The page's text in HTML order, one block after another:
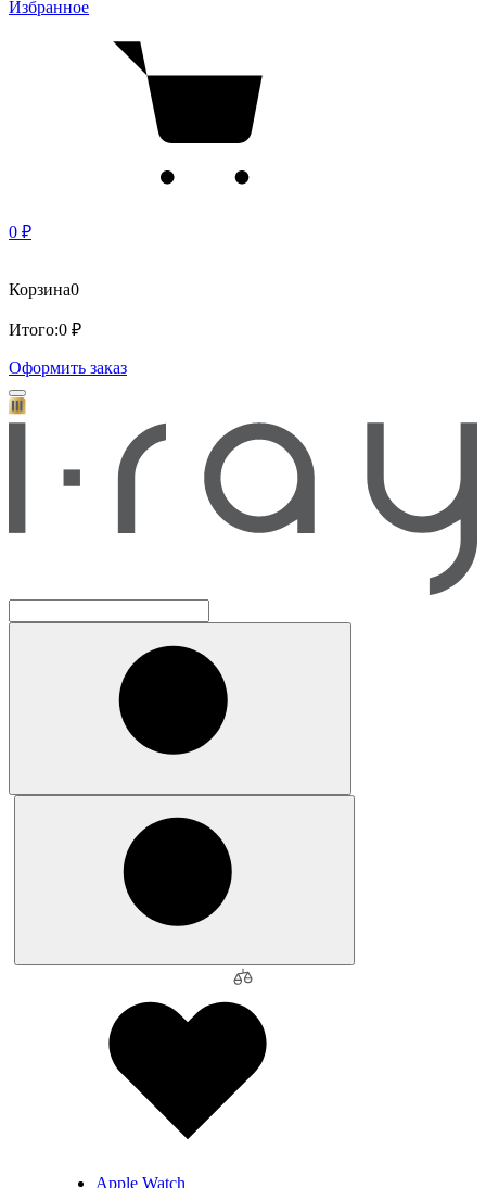
Избранное
0 ₽
Корзина0
Итого:0 ₽
Оформить заказ
Apple Watch